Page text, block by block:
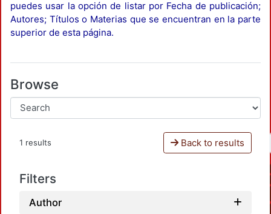
puedes usar la opción de listar por Fecha de publicación;
Autores; Títulos o Materias que se encuentran en la parte
superior de esta página.
Browse
1 results Back to results
Filters
Author